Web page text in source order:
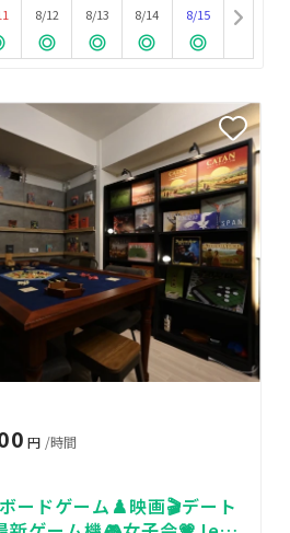
8/12
8/13
8/14
8/15
円 /時間
ードゲーム♟️映画🎬デート